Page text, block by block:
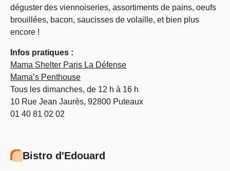
déguster des viennoiseries, assortiments de pains, oeufs
brouillées, bacon, saucisses de volaille, et bien plus
encore !
Infos pratiques :
Mama Shelter Paris La Défense
Mama’s Penthouse
Tous les dimanches, de 12 h à 16 h
10 Rue Jean Jaurès, 92800 Puteaux
01 40 81 02 02
Bistro d'Edouard